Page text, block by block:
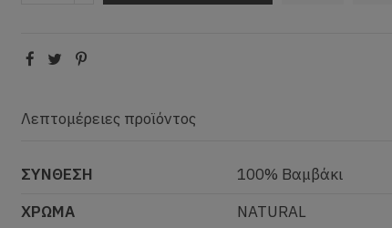
Λεπτομέρειες προϊόντος
ΣΥΝΘΕΣΗ
100% Βαμβάκι
ΧΡΩΜΑ
NATURAL